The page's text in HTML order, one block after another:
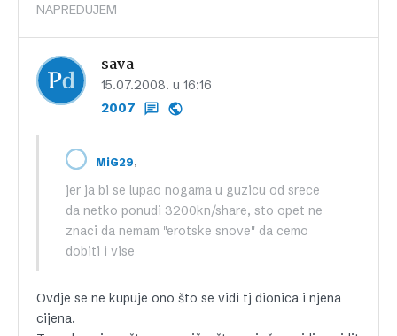
NAPREDUJEM
sava
15.07.2008. u 16:16
2007
MiG29,
jer ja bi se lupao nogama u guzicu od srece
da netko ponudi 3200kn/share, sto opet ne
znaci da nemam "erotske snove" da cemo
dobiti i vise
Ovdje se ne kupuje ono što se vidi tj dionica i njena
cijena.